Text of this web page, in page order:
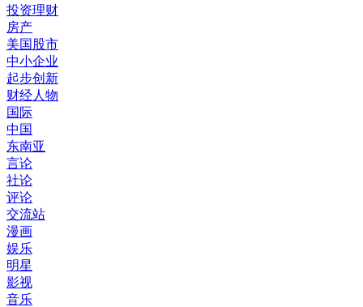
投资理财
房产
美国股市
中小企业
起步创新
财经人物
国际
中国
东南亚
言论
社论
评论
交流站
漫画
娱乐
明星
影视
音乐